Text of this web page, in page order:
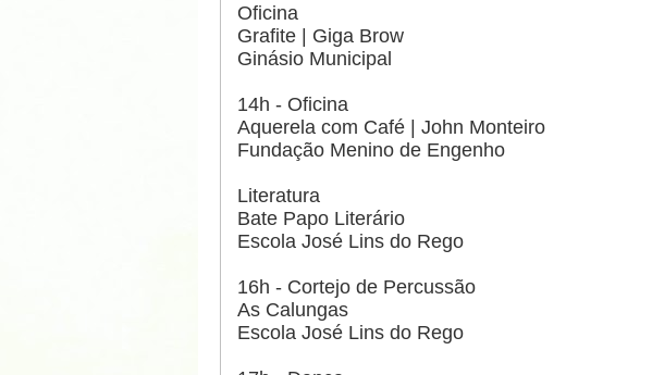
Oficina
Grafite | Giga Brow
Ginásio Municipal
14h - Oficina
Aquerela com Café | John Monteiro
Fundação Menino de Engenho
Literatura
Bate Papo Literário
Escola José Lins do Rego
16h - Cortejo de Percussão
As Calungas
Escola José Lins do Rego